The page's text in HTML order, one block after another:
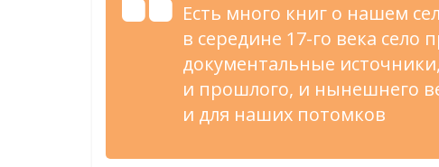
Есть много книг о нашем
в середине 17-го века село
документальные
и прошлого, и нынешнего
и для наших потомков